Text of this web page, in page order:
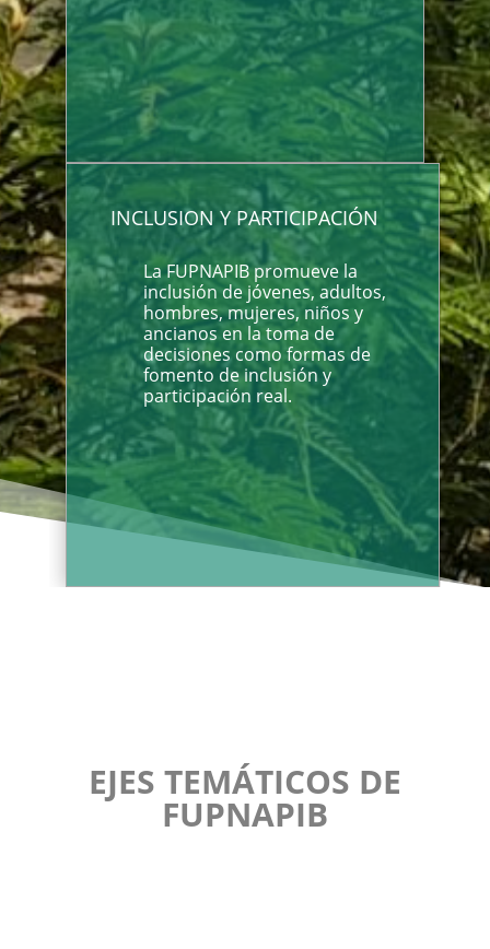
INCLUSION Y PARTICIPACIÓN
La FUPNAPIB promueve la
inclusión de jóvenes, adultos,
hombres, mujeres, niños y
ancianos en la toma de
decisiones como formas de
fomento de inclusión y
participación real.
EJES TEMÁTICOS DE
FUPNAPIB